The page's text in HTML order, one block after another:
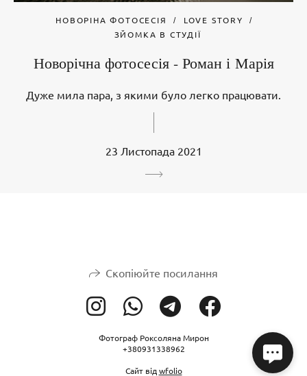
НОВОРІНА ФОТОСЕСІЯ
LOVE STORY
ЗЙОМКА В СТУДІЇ
Новорічна фотосесія - Роман і Марія
Дуже мила пара, з якими було легко працювати.
23 Листопада 2021
Скопіюйте посилання
Фотограф Роксоляна Мирон
+380931338962
Сайт відwfolio